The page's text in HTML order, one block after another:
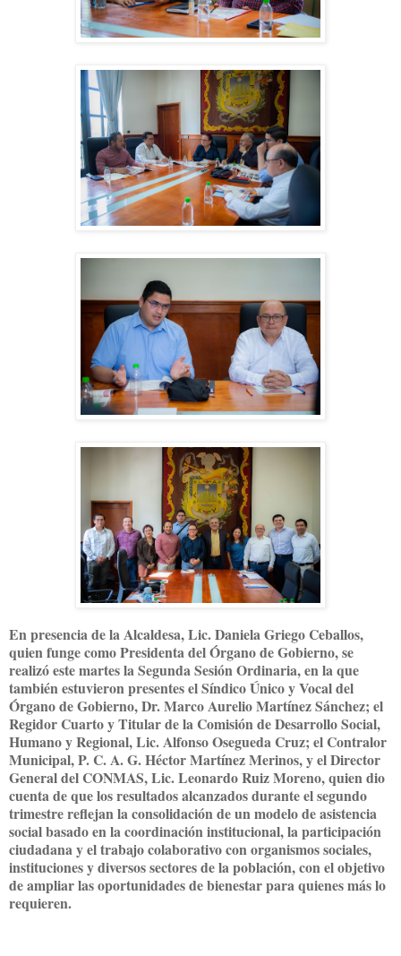
En presencia de la Alcaldesa, Lic. Daniela Griego Ceballos,
quien funge como Presidenta del Órgano de Gobierno, se
realizó este martes la Segunda Sesión Ordinaria, en la que
también estuvieron presentes el Síndico Único y Vocal del
Órgano de Gobierno, Dr. Marco Aurelio Martínez Sánchez; el
Regidor Cuarto y Titular de la Comisión de Desarrollo Social,
Humano y Regional, Lic. Alfonso Osegueda Cruz; el Contralor
Municipal, P. C. A. G. Héctor Martínez Merinos, y el Director
General del CONMAS, Lic. Leonardo Ruiz Moreno, quien dio
cuenta de que los resultados alcanzados durante el segundo
trimestre reflejan la consolidación de un modelo de asistencia
social basado en la coordinación institucional, la participación
ciudadana y el trabajo colaborativo con organismos sociales,
instituciones y diversos sectores de la población, con el objetivo
de ampliar las oportunidades de bienestar para quienes más lo
requieren.